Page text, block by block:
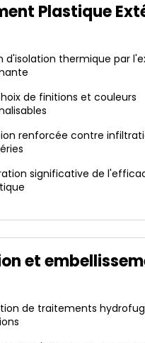
Plastique
d'isolation thermique par
de finitions et couleurs
renforcée contre
significative de
et
de traitements